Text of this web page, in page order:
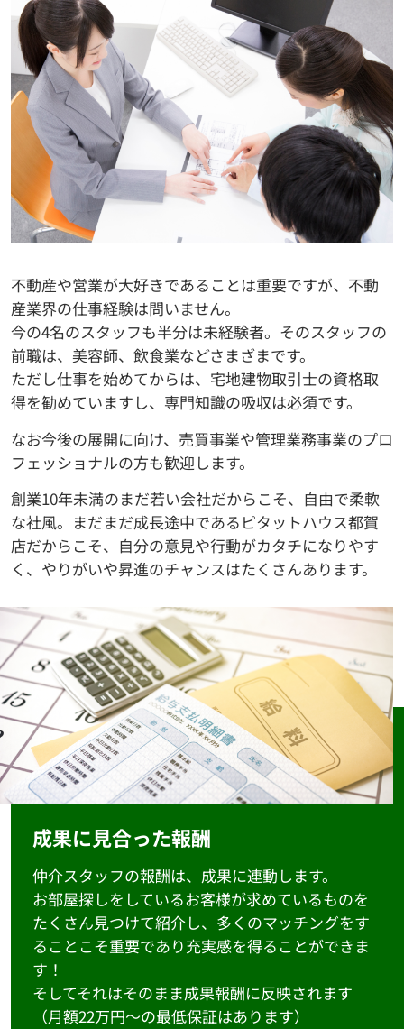
不動産や営業が大好きであることは重要ですが、不動
産業界の仕事経験は問いません。
今の4名のスタッフも半分は未経験者。そのスタッフの
前職は、美容師、飲食業などさまざまです。
ただし仕事を始めてからは、宅地建物取引士の資格取
得を勧めていますし、専門知識の吸収は必須です。
なお今後の展開に向け、売買事業や管理業務事業のプロ
フェッショナルの方も歓迎します。
創業10年未満のまだ若い会社だからこそ、自由で柔軟
な社風。まだまだ成長途中であるピタットハウス都賀
店だからこそ、自分の意見や行動がカタチになりやす
く、やりがいや昇進のチャンスはたくさんあります。
成果に見合った報酬
仲介スタッフの報酬は、成果に連動します。
お部屋探しをしているお客様が求めているものを
たくさん見つけて紹介し、多くのマッチングをす
ることこそ重要であり充実感を得ることができま
す！
そしてそれはそのまま成果報酬に反映されます
（月額22万円～の最低保証はあります）